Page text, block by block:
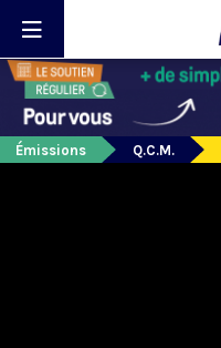
Émissions Q.C.M.